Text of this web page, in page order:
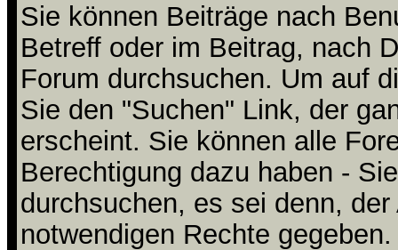
Sie können Beiträge nach
Betreff oder im Beitrag, nach
Forum durchsuchen. Um auf
Sie den "Suchen" Link, der
erscheint. Sie können alle
Berechtigung dazu haben -
durchsuchen, es sei denn,
notwendigen Rechte gegeben.